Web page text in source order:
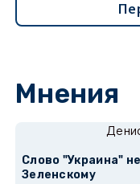
Мнения
Слово "Украина"
Зеленскому